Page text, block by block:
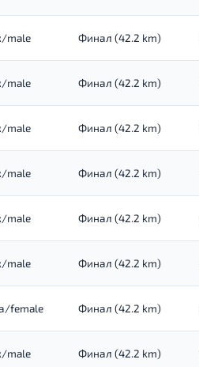
male Финал (42.2 km)
male Финал (42.2 km)
male Финал (42.2 km)
male Финал (42.2 km)
male Финал (42.2 km)
male Финал (42.2 km)
female Финал (42.2 km)
male Финал (42.2 km)